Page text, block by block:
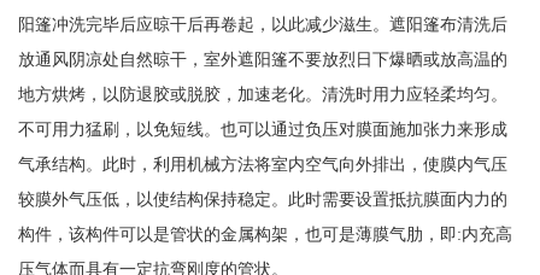
阳篷冲洗完毕后应晾干后再卷起，以此减少滋生。遮阳篷布清洗后
放通风阴凉处自然晾干，室外遮阳篷不要放烈日下爆晒或放高温的
地方烘烤，以防退胶或脱胶，加速老化。清洗时用力应轻柔均匀。
不可用力猛刷，以免短线。也可以通过负压对膜面施加张力来形成
气承结构。此时，利用机械方法将室内空气向外排出，使膜内气压
较膜外气压低，以使结构保持稳定。此时需要设置抵抗膜面内力的
构件，该构件可以是管状的金属构架，也可是薄膜气肋，即:内充高
压气体而具有一定抗弯刚度的管状。